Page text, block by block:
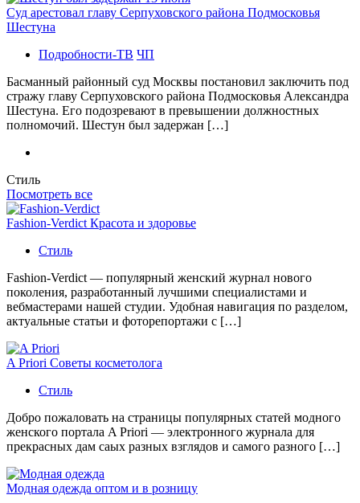
Суд арестовал главу Серпуховского района Подмосковья
Шестуна
Подробности-ТВ ЧП
Басманный районный суд Москвы постановил заключить под
стражу главу Серпуховского района Подмосковья Александра
Шестуна. Его подозревают в превышении должностных
полномочий. Шестун был задержан […]
Стиль
Посмотреть все
Fashion-Verdict Красота и здоровье
Стиль
Fashion-Verdict — популярный женский журнал нового
поколения, разработанный лучшими специалистами и
вебмастерами нашей студии. Удобная навигация по разделом,
актуальные статьи и фоторепортажи с […]
A Priori Советы косметолога
Стиль
Добро пожаловать на страницы популярных статей модного
женского портала A Priori — электронного журнала для
прекрасных дам саых разных взглядов и самого разного […]
Модная одежда оптом и в розницу